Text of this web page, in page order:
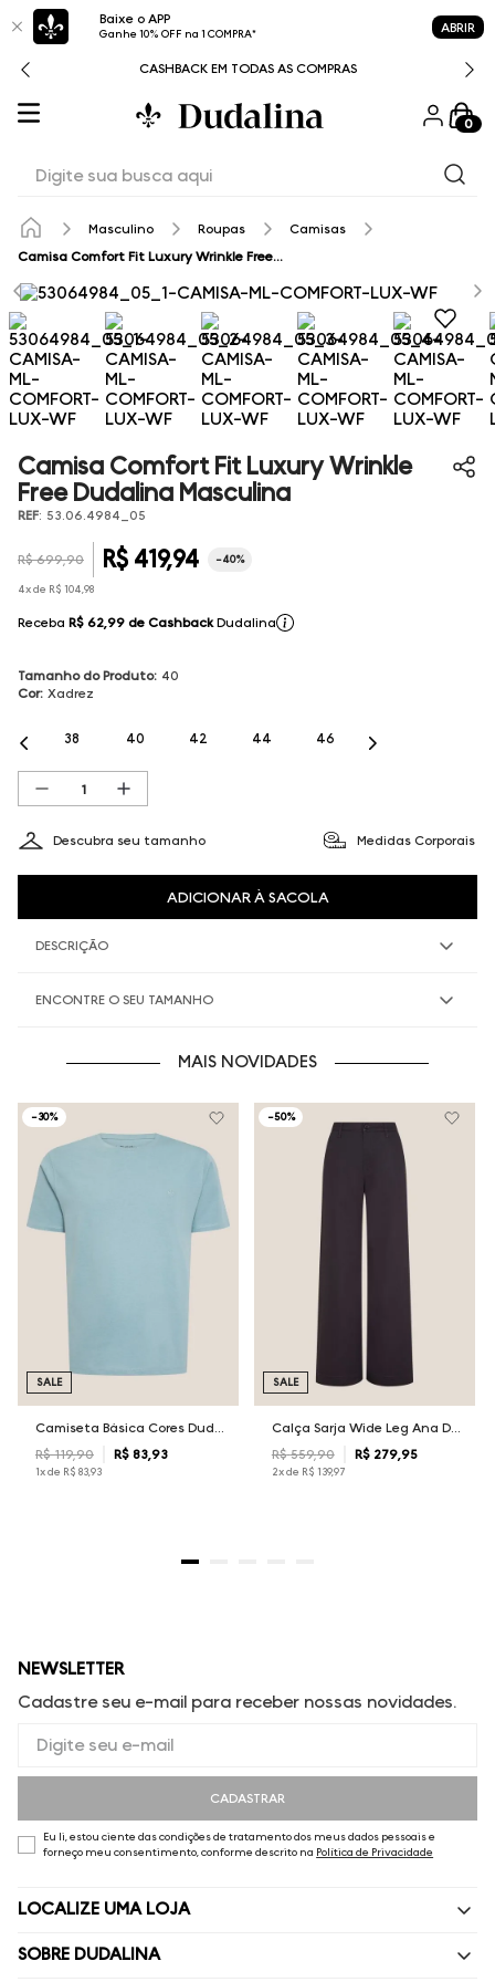
Baixe o APP
Ganhe 10% OFF na 1 COMPRA* ABRIR
CASHBACK EM TODAS AS COMPRAS
0
Masculino Roupas
Camisas
Camisa Comfort Fit Luxury Wrinkle Free Dudalina Masculina
Camisa Comfort Fit Luxury Wrinkle
Free Dudalina Masculina
REF: 53.06.4984_05
R$ 699,90 R$ 419,94 -40%
4x de R$ 104,98
Receba R$ 62,99 de Cashback Dudalina
Tamanho do Produto: 40
Cor: Xadrez
38 40 42 44 46
Descubra seu tamanho Medidas Corporais
ADICIONAR À SACOLA
DESCRIÇÃO
ENCONTRE O SEU TAMANHO
MAIS NOVIDADES
-30%
R$ 119,90 R$ 83, 93
1x de R$ 83,93
SALE
-50%
Calça Sarja Wide Leg Ana Dudalina Feminina
R$ 559,90 R$ 279, 95
2x de R$ 139,97
SALE
NEWSLETTER
Cadastre seu e-mail para receber nossas novidades.
CADASTRAR
Eu li, estou ciente das condições de tratamento dos meus dados pessoais e
forneço meu consentimento, conforme descrito na Política de Privacidade
LOCALIZE UMA LOJA
SOBRE DUDALINA